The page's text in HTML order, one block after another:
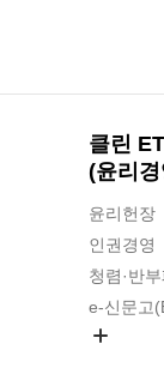
클린
(윤리경
윤리헌장
인권경영
청렴·반
e-신문고